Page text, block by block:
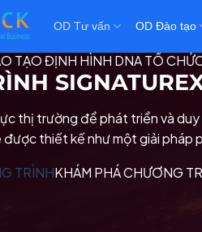
OD Tư vấn OD Đào tạo
TẠO ĐỊNH HÌNH DNA TỔ
SIGNATURE
thị trường để phát triển và
thiết kế như một giải pháp
TRÌNHKHÁM PHÁ CHƯƠNG